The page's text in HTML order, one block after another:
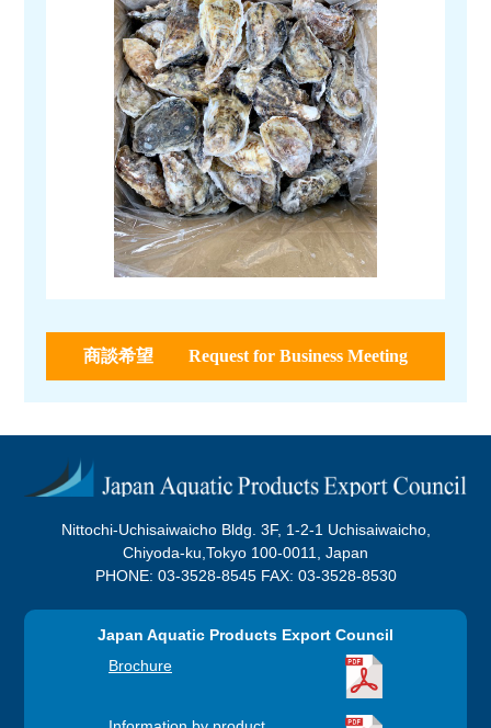
商談希望 Request for Business Meeting
Nittochi-Uchisaiwaicho Bldg. 3F, 1-2-1 Uchisaiwaicho,
Chiyoda-ku,Tokyo 100-0011, Japan
PHONE: 03-3528-8545 FAX: 03-3528-8530
Japan Aquatic Products Export Council
Brochure